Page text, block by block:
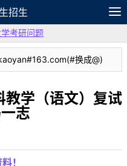
招生
笔记
考研问题
换成@)
教学（语文）复试
志
！